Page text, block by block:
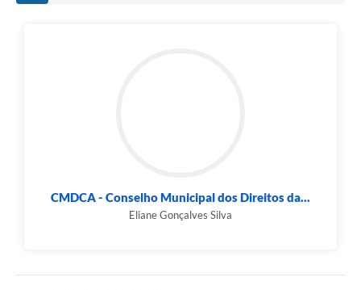
CMDCA - Conselho Municipal dos Direitos da...
Eliane Gonçalves Silva